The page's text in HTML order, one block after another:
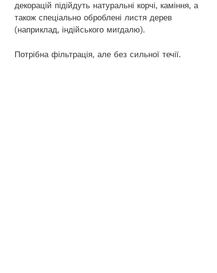
декорацій підійдуть натуральні корчі, каміння, а
також спеціально оброблені листя дерев
(наприклад, індійського мигдалю).
Потрібна фільтрація, але без сильної течії.